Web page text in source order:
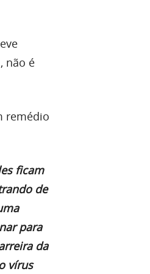
não é
remédio
ficam
de
para
da
vírus